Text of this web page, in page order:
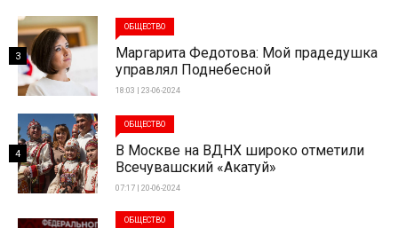
ОБЩЕСТВО
Маргарита Федотова: Мой прадедушка
управлял Поднебесной
18:03 | 23-06-2024
3
ОБЩЕСТВО
В Москве на ВДНХ широко отметили
Всечувашский «Акатуй»
07:17 | 20-06-2024
4
ОБЩЕСТВО